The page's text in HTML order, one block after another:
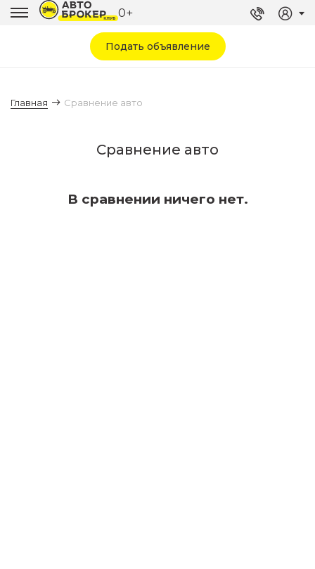
0+
Подать объявление
Главная Сравнение авто
Сравнение авто
В сравнении ничего нет.